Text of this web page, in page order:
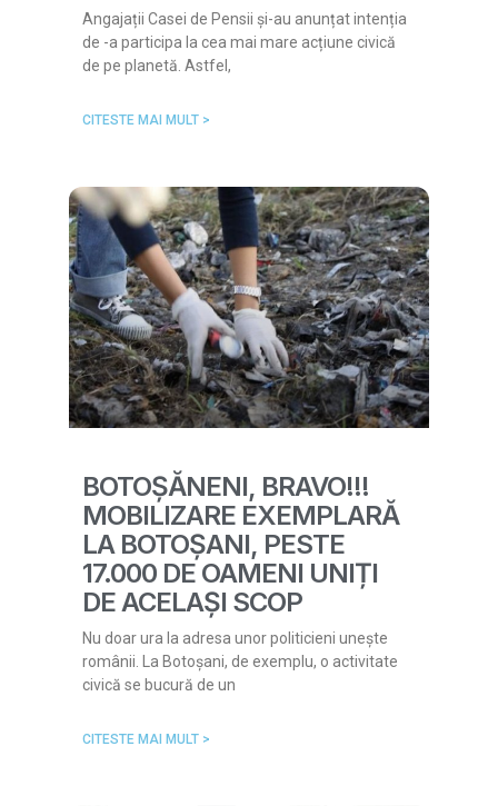
Angajații Casei de Pensii și-au anunțat intenția
de -a participa la cea mai mare acțiune civică
de pe planetă. Astfel,
CITESTE MAI MULT >
BOTOȘĂNENI, BRAVO!!!
MOBILIZARE EXEMPLARĂ
LA BOTOȘANI, PESTE
17.000 DE OAMENI UNIȚI
DE ACELAȘI SCOP
Nu doar ura la adresa unor politicieni unește
românii. La Botoșani, de exemplu, o activitate
civică se bucură de un
CITESTE MAI MULT >